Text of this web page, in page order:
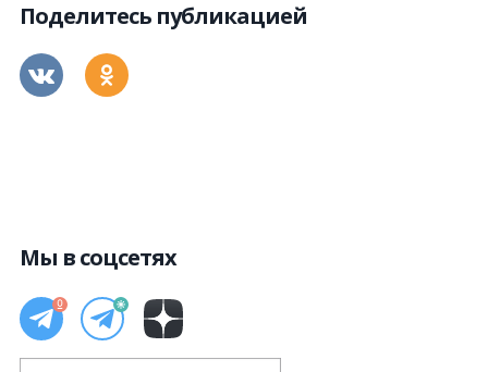
Поделитесь публикацией
Мы в соцсетях